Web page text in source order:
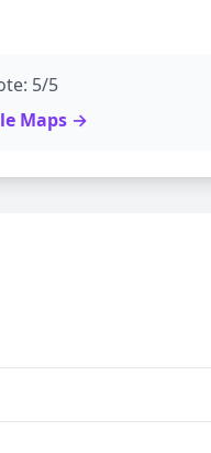
5/5
Maps →